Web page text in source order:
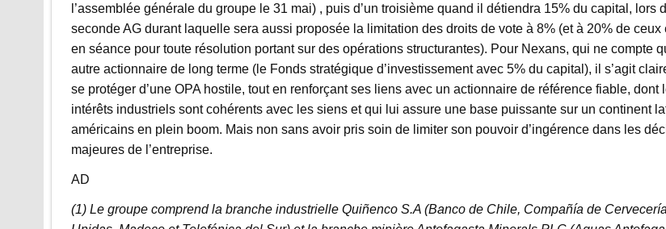
l’assemblée générale du groupe le 31 mai) , puis d’un troisième quand il détiendra 15% du capital, lors
seconde AG durant laquelle sera aussi proposée la limitation des droits de vote à 8% (et à 20% de ceux
en séance pour toute résolution portant sur des opérations structurantes). Pour Nexans, qui ne compte
autre actionnaire de long terme (le Fonds stratégique d’investissement avec 5% du capital), il s’agit
se protéger d’une OPA hostile, tout en renforçant ses liens avec un actionnaire de référence fiable, dont
intérêts industriels sont cohérents avec les siens et qui lui assure une base puissante sur un continent
américains en plein boom. Mais non sans avoir pris soin de limiter son pouvoir d’ingérence dans les
majeures de l’entreprise.
AD
(1) Le groupe comprend la branche industrielle Quiñenco S.A (Banco de Chile, Compañía de